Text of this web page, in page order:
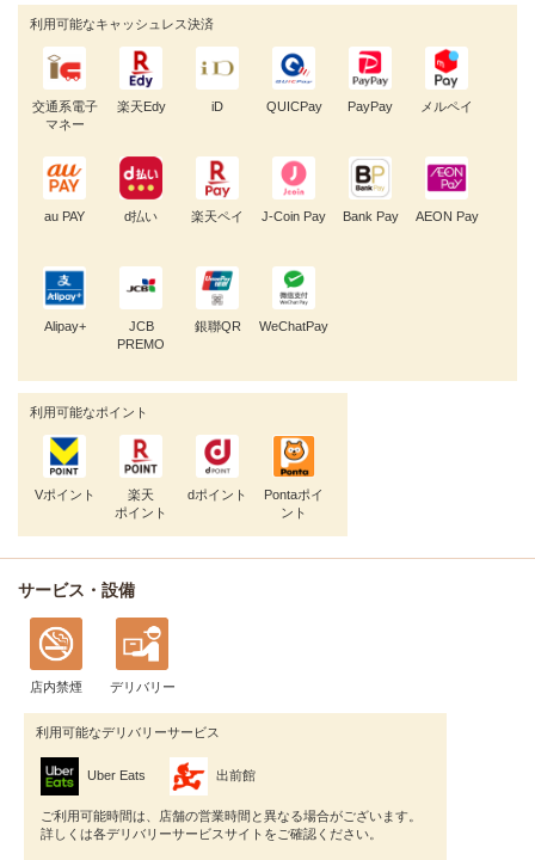
利用可能なキャッシュレス決済
交通系電子
マネー
楽天Edy iD QUICPay PayPay メルペイ
au PAY d払い 楽天ペイ J-Coin Pay Bank Pay AEON Pay
Alipay+
JCB
PREMO
銀聯QR WeChatPay
利用可能なポイント
Vポイント
楽天
ポイント
dポイント
Pontaポイ
ント
サービス・設備
店内禁煙 デリバリー
利用可能なデリバリーサービス
Uber Eats 出前館
ご利用可能時間は、店舗の営業時間と異なる場合がございます。
詳しくは各デリバリーサービスサイトをご確認ください。